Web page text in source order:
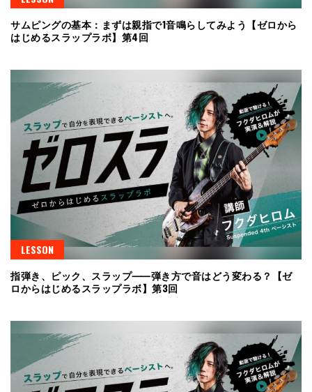
サムピングの基本：まずは親指で1音鳴らしてみよう【ゼロから
はじめるスラップラボ】第4回
LESSON
指弾き、ピック、スラップ⸺弾き方で音はどう変わる？【ゼ
ロからはじめるスラップラボ】第3回